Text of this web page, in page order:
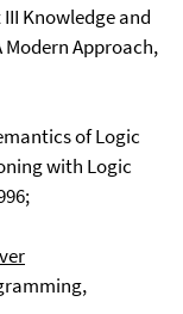
Knowledge and
Approach,
of Logic
with Logic